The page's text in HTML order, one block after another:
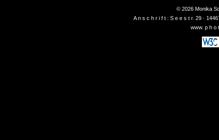
© 2026 Monika
A n s c h r i f t : S e e s t r. 29 ·
www. p h o